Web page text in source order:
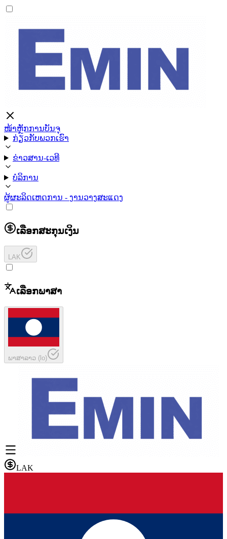
ໜ້າຫຼັກການບັນຈຸ
ກ່ຽວກັບພວກເຮົາ
ຂ່າວສານ-ເວທີ
ບໍລິການ
ຜູ້ຜະລິດເຫດການ - ງານວາງສະແດງ
ເລືອກສະກຸນເງິນ
LAK
ເລືອກພາສາ
ພາສາລາວ (lo)
LAK